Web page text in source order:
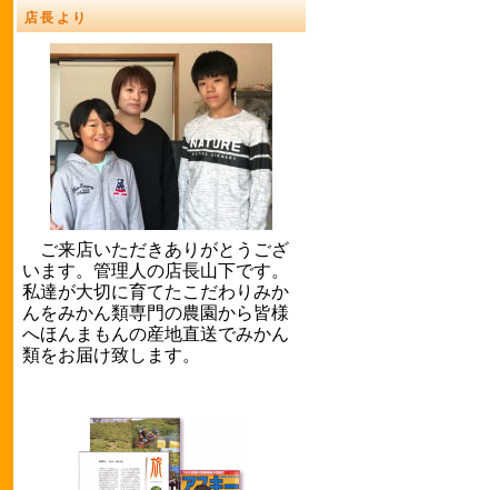
店長より
ご来店いただきありがとうござ
います。管理人の店長山下です。
私達が大切に育てたこだわりみか
んをみかん類専門の農園から皆様
へほんまもんの産地直送でみかん
類をお届け致します。